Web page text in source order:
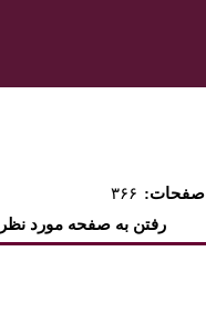
۳۶۶ :صفحات
رفتن به صفحه مورد نظر